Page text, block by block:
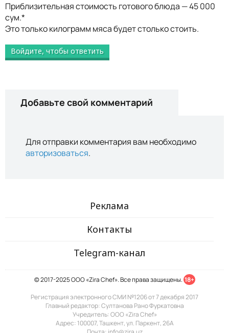
Приблизительная стоимость готового блюда — 45 000
сум.*
Это только килограмм мяса будет столько стоить.
Войдите, чтобы ответить
Добавьте свой комментарий
Для отправки комментария вам необходимо
авторизоваться.
Реклама
Контакты
Telegram-канал
© 2017-2025 ООО «Zira Chef». Все права защищены. 18+
Регистрация электронного СМИ №1206 от 7 декабря 2017
Главный редактор: Султанова Рано Фуркатовна
Учредитель: ООО «Zira Chef»
Адрес: 100007, Ташкент, ул. Паркент, 26А